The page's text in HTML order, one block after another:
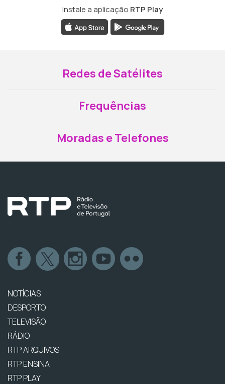
Instale a aplicação RTP Play
Redes de Satélites
Frequências
Moradas e Telefones
NOTÍCIAS
DESPORTO
TELEVISÃO
RÁDIO
RTP ARQUIVOS
RTP ENSINA
RTP PLAY